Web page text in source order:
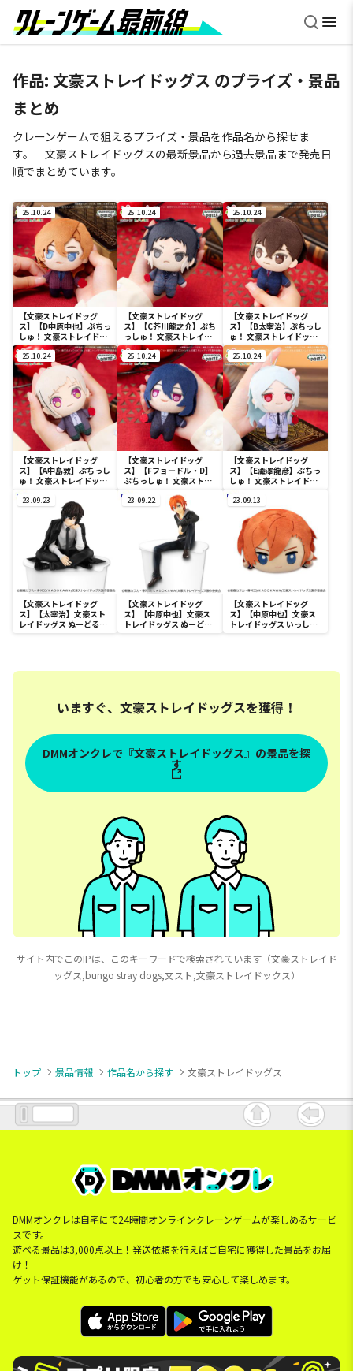
作品: 文豪ストレイドッグス のプライズ・景品
まとめ
クレーンゲームで狙えるプライズ・景品を作品名から探せま
す。 文豪ストレイドッグスの最新景品から過去景品まで発売日
順でまとめています。
25.10.24
【文豪ストレイドッグ
ス】【D中原中也】ぷちっ
しゅ！ 文豪ストレイドッ
グス
25.10.24
【文豪ストレイドッグ
ス】【C芥川龍之介】ぷち
っしゅ！ 文豪ストレイド
ッグス
25.10.24
【文豪ストレイドッグ
ス】【B太宰治】ぷちっし
ゅ！ 文豪ストレイドッグ
ス
25.10.24
【文豪ストレイドッグ
ス】【A中島敦】ぷちっし
ゅ！ 文豪ストレイドッグ
ス
25.10.24
【文豪ストレイドッグ
ス】【Fフョードル・D】
ぷちっしゅ！ 文豪ストレ
25.10.24
【文豪ストレイドッグ
ス】【E澁澤龍彦】ぷちっ
しゅ！ 文豪ストレイドッ
23.09.23
【文豪ストレイドッグ
ス】【太宰治】文豪スト
レイドッグス ぬーどるス
23.09.22
【文豪ストレイドッグ
ス】【中原中也】文豪ス
トレイドッグス ぬーどる
23.09.13
【文豪ストレイドッグ
ス】【中原中也】文豪ス
トレイドッグス いっしょ
いますぐ、文豪ストレイドッグスを獲得！
DMMオンクレで『文豪ストレイドッグス』の景品を探
す
サイト内でこのIPは、このキーワードで検索されています（文豪ストレイド
ッグス,bungo stray dogs,文スト,文豪ストレイドックス）
トップ 景品情報 作品名から探す 文豪ストレイドッグス
DMMオンクレは自宅にて24時間オンラインクレーンゲームが楽しめるサービ
スです。
遊べる景品は3,000点以上！発送依頼を行えばご自宅に獲得した景品をお届
け！
ゲット保証機能があるので、初心者の方でも安心して楽しめます。